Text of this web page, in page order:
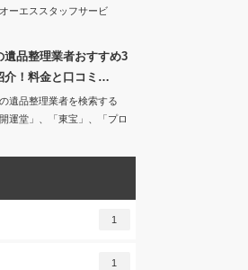
ーエススタッフサービ
遺品整理業者おすすめ3
介！料金と口コミ…
遺品整理業者を検索する
運堂」、「東宝」、「プロ
1
1